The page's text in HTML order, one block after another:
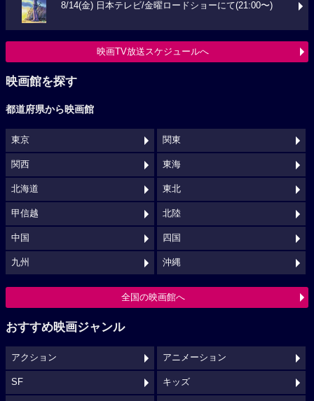
8/14(金) 日本テレビ/金曜ロードショーにて(21:00〜)
映画TV放送スケジュールへ
映画館を探す
都道府県から映画館
東京 関東
関西 東海
北海道 東北
甲信越 北陸
中国 四国
九州 沖縄
全国の映画館へ
おすすめ映画ジャンル
アクション アニメーション
SF キッズ